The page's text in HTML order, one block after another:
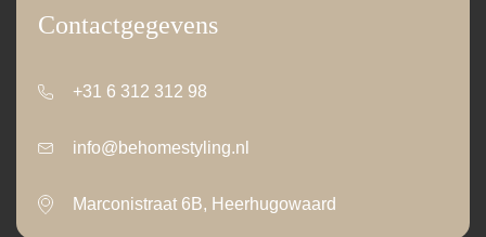
Contactgegevens
+31 6 312 312 98
info@behomestyling.nl
Marconistraat 6B, Heerhugowaard